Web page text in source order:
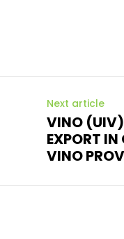
Next article
VINO (UIV):
EXPORT
VINO